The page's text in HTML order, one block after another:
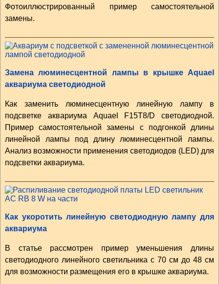
Фотоиллюстрированный пример самостоятельной
замены.
Замена люминесцентной лампы в крышке Aquael
аквариума светодиодной
Как заменить люминесцентную линейную лампу в
подсветке аквариума Aquael F15T8/D светодиодной.
Пример самостоятельной замены с подгонкой длины
линейной лампы под длину люминесцентной лампы.
Анализ возможности применения светодиодов (LED) для
подсветки аквариума.
Как укоротить линейную светодиодную лампу для
аквариума
В статье рассмотрен пример уменьшения длины
светодиодного линейного светильника с 70 см до 48 см
для возможности размещения его в крышке аквариума.